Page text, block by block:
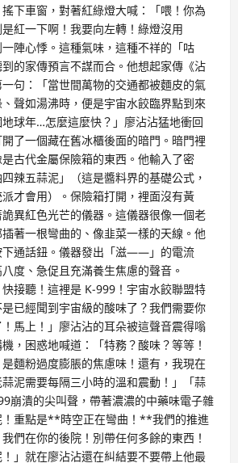
下車窗，對著紅綠燈大喊：「喂！你為
紅一下啊！我要向左轉！綠燈沒用
陣心悸。這種氣味，這種不祥的「咕
的家傳預言不謀而合。他想起家傳《沾
句：「當世間萬物的交通都被麵皮的氣
聲如湯沸時，便是宇宙水餃臨界點到來
球年…怎麼這麼快？」廖沾沾猛地衝回
了一個藏在舊冰櫃後面的暗門。暗門裡
古代金屬保險箱的東西。他輸入了密
辣五蒜泥」（這是醬料界的基礎公式，
才會用）。保險箱打開，裡面沒有黃
異紅色光芒的儀器。這儀器很像一個老
著一根彎曲的、像韭菜一樣的天線。他
下通話鈕。儀器發出「滋——」的電流
度、急促且充滿養生焦慮的聲音。
快接聽！這裡是 K-999！宇宙水餃聯盟特
已經聞到宇宙級的酸味了？我們需要你
馬上！」廖沾沾的耳朵被這聲音震得嗡
，困惑地喊道：「特務？酸味？等等！
麵粉過度膨脹的焦慮味！還有，我現在
泥需要每隔三小時的溫和震動！」「蒜
崩潰的尖叫聲，帶著濃濃的中藥味電子雜
！重點是**時空正在彎曲！**我們的推進
們在你的後院！別帶任何多餘的東西！
」就在廖沾沾還在糾結要不要帶上他最